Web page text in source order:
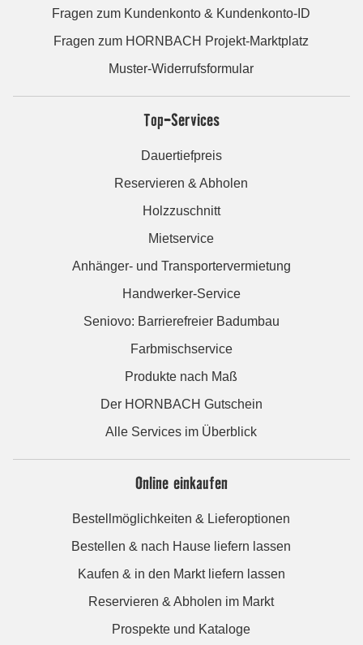
Fragen zum Kundenkonto & Kundenkonto-ID
Fragen zum HORNBACH Projekt-Marktplatz
Muster-Widerrufsformular
Top-Services
Dauertiefpreis
Reservieren & Abholen
Holzzuschnitt
Mietservice
Anhänger- und Transportervermietung
Handwerker-Service
Seniovo: Barrierefreier Badumbau
Farbmischservice
Produkte nach Maß
Der HORNBACH Gutschein
Alle Services im Überblick
Online einkaufen
Bestellmöglichkeiten & Lieferoptionen
Bestellen & nach Hause liefern lassen
Kaufen & in den Markt liefern lassen
Reservieren & Abholen im Markt
Prospekte und Kataloge